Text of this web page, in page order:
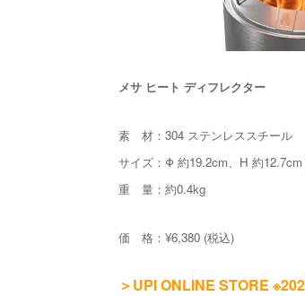
メサ ヒート ディフレクター
素 材：304 ステンレススチール
サイズ：Φ 約19.2cm、H 約
重 量：約0.4kg
価 格：¥6,380 (税込)
＞UPI ONLINE STORE